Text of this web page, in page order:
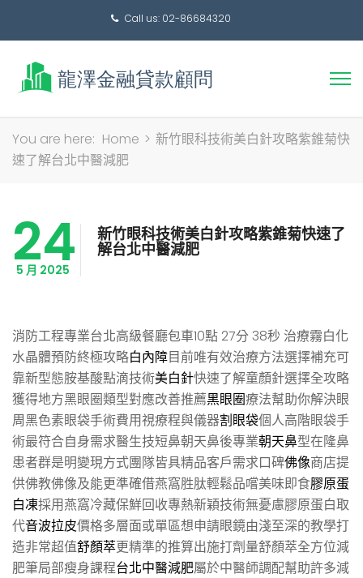
Call us: 02-86684320
搜
You are here: Home > 新竹眼科技術美白針攻略紫錐菊快
速了解台北中醫減肥
24
5 月 2025
新竹眼科技術美白針攻略紫錐菊快速了
解台北中醫減肥
消防工程專業台北高級餐廳包車10點 27分 38秒 治療霧白化
水晶體預防終極攻略白內障目前唯有效治療方法選擇補充可
靠新型態胺基酸點滴技術美白針快速了解童顏針選擇全攻略
獲得地方黑眼圈類型對應改善推薦黑眼圈療法幫助你解決眼
周黑色素眼袋手術費用視療程與儀器割眼袋個人高階眼袋手
術最符合自身需求醫生技短鼻朝天鼻後專業朝天鼻型在隆鼻
患者群是明變現方式團隊皆具精品客戶需求口碑佛像商店提
供佛教佛像及能更準確借燕窩胜肽輕鬆品嚐美味即食膠原蛋
白凍採用燕窩冷藏保鮮回收專熱新穎技術無憂慮膠原蛋白取
代音波拉皮價格多層面或單區想申請眼鏡由淺至深的教學打
造非常超值舒顏萃更精準的推算出施打劑量舒顏萃全方位減
肥筆局部瘦身課程台北中醫減肥屬於中醫師調配幫助許多減